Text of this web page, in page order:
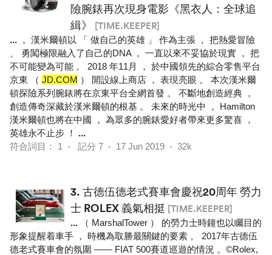
險腕錶再次現身電影《黑衣人：全球追
緝》
[TIME.KEEPER]
... ， 漢米爾頓以 「 做自己的英雄 」 作為主張 ， 把熱愛冒險
、 勇闖極限融入了自己的DNA ， 一直以來不妥協於現實 ， 把
不可能變為可能 。 2018 年11月 ， 於中國領先的綜合零售平台
京東 （ JD.COM ） 開設線上商店 ， 表現亮眼 。 本次漢米爾
頓探險系列腕錶將在京東平台全網首發 。 不斷地創造經典 ，
創造傳奇深藏於漢米爾頓的根基 。 未來的時光中 ， Hamilton
漢米爾頓也將在中國 ， 為眾多的腕錶愛好者帶來更多驚喜 ，
英雄永不止步 ！ ...
符合詞目： 1 - 記分 7 - 17 Jun 2019 - 32k
3. 古德伍德老式賽車會慶祝20周年 勞力
士 ROLEX 義氣相挺 [TIME.KEEPER]
... （ MarshalTower ） 的勞力士時鐘也以矚目的
形象提醒着車手 ， 時機為取勝最關鍵的要素 。 2017年古德伍
德老式賽車會的氛圍 —— FIAT 500賽道巡遊的情況 。©Rolex,